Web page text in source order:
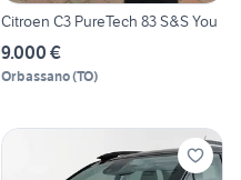
Citroen C3 PureTech 83 S&S You
9.000 €
Orbassano(TO)